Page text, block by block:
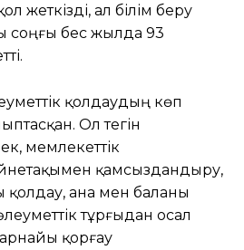
жеткізді, ал білім беру
соңғы бес жылда 93
қолдаудың көп
Ол тегін
мемлекеттік
қамсыздандыру,
ана мен баланы
тұрғыдан осал
қорғау